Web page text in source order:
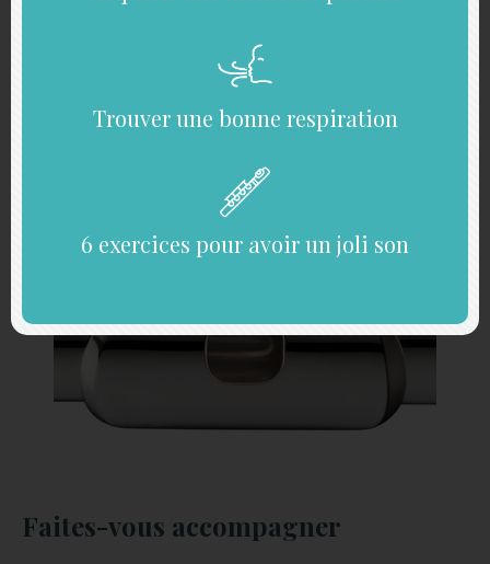
Faites-vous accompagner
Trouver une bonne respiration
6 exercices pour avoir un joli son